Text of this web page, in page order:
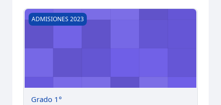
Grado 1°
ADMISIONES 2023
Grado 1°